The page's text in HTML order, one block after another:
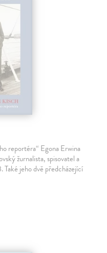
reportéra“ Egona Erwina
žurnalista, spisovatel a
jeho dvě předcházející